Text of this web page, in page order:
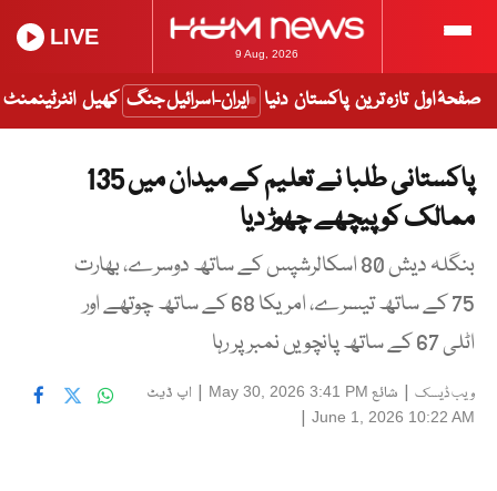
9 Aug, 2026
LIVE
صفحۂ اول تازہ ترین پاکستان دنیا ایران-اسرائیل جنگ کھیل انٹرٹینمنٹ
پاکستانی طلبا نے تعلیم کے میدان میں 135
ممالک کو پیچھے چھوڑ دیا
بنگلہ دیش 80 اسکالرشپس کے ساتھ دوسرے، بھارت
75 کے ساتھ تیسرے، امریکا 68 کے ساتھ چوتھے اور
اٹلی 67 کے ساتھ پانچویں نمبر پر رہا
ویب ڈیسک | شائع May 30, 2026 3:41 PM
| اپ ڈیٹ
June 1, 2026 10:22 AM
|